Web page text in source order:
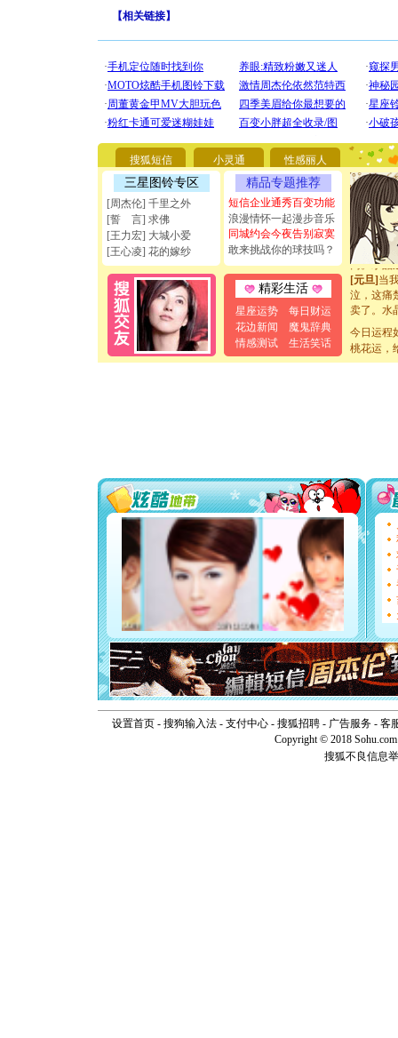
【相关链接】
搜狐短信 小灵通 性感丽人
三星图铃专区
[周杰伦] 千里之外
[誓 言] 求佛
[王力宏] 大城小爱
[王心凌] 花的嫁纱
精品专题推荐
短信企业通秀百变功能
浪漫情怀一起漫步音乐
同城约会今夜告别寂寞
敢来挑战你的球技吗？
精彩生活
星座运势
每日财运
花边新闻
魔鬼辞典
情感测试
生活笑话
[圣诞节]
你太多
要平安
[圣诞节]
能正大
[圣诞节]
如意,快
[元旦]看
断电。爱
你是我专
[元旦]如
起；二是
离。水晶
[元旦] 当
泣，这痛
卖了。水
[春节] 风
颜！冬去
道一声平
[春节]传
天都要快
[圣诞节]
如意,快
[元旦]
看
断电。
你是我
[元旦]
如
起；二
离。水
[元旦]
当
泣，这
卖了。水
[春节]风
颜！冬去
道一声平
[春节]传
片叶子是
送你一棵
今日运程
桃花运，
设置首页- 搜狗输入法- 支付中心- 搜狐招聘- 广告服务- 客
Copyright © 2018
搜狐不良信息